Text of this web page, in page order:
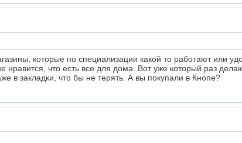
которые по специализации какой то работают или
нравится, что есть все для дома. Вот уже который раз
в закладки, что бы не терять. А вы покупали в Кнопе?